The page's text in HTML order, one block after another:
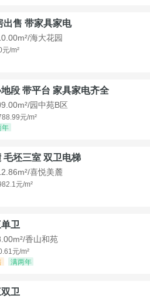
出售 带家具家电
海大花园
/m²
段 带平台 家具家电齐全
园中苑B区
元/m²
年
毛坯三室 双卫电梯
喜悦美麓
元/m²
卫
香山和苑
元/m²
满两年
卫